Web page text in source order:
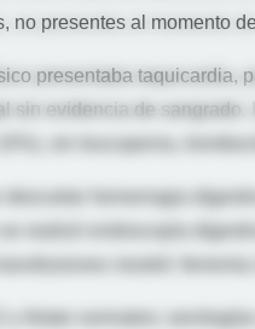
no presentes al momento
presentaba taquicardia,
sin evidencia de sangrado.
descartar hemorragia
se realizó endoscopía
mostró:
y folato normales;